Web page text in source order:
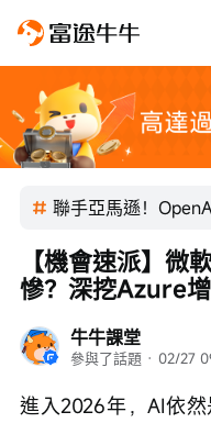
聯手亞馬遜！
牛牛課堂
參與了話題 · 02/27
【機會速派】微
慘？深挖Azure
進入2026年，AI依